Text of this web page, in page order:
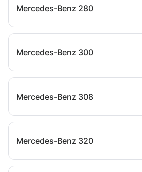
Mercedes-Benz 280
Mercedes-Benz 300
Mercedes-Benz 308
Mercedes-Benz 320